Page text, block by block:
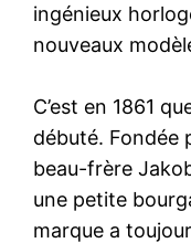
ingénieux
nouveaux
C’est en 1861
débuté. Fondée
beau-frère
une petite
marque a